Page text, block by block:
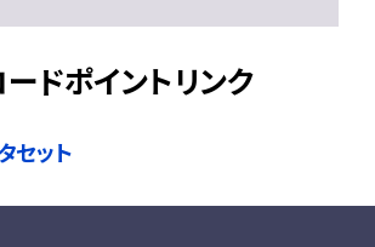
ドポイントリンク
セット